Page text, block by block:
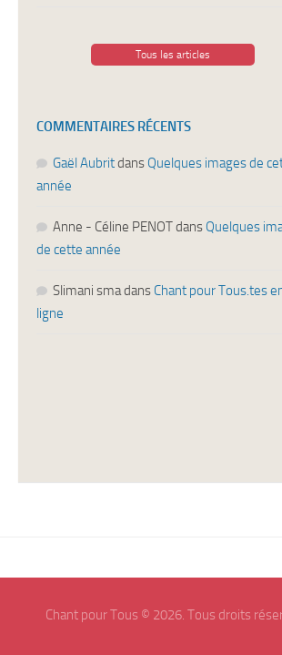
Tous les articles
COMMENTAIRES RÉCENTS
Gaël Aubritdans Quelques images de
année
Anne - Céline PENOTdans Quelques
de cette année
Slimani smadans Chant pour Tous.tes
ligne
Chant pour Tous © 2026. Tous droits